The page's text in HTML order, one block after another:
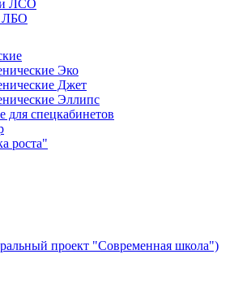
ЛСО
ЛБО
Эко
Джет
Эллипс
для спецкабинетов
роста"
проект "Современная школа")